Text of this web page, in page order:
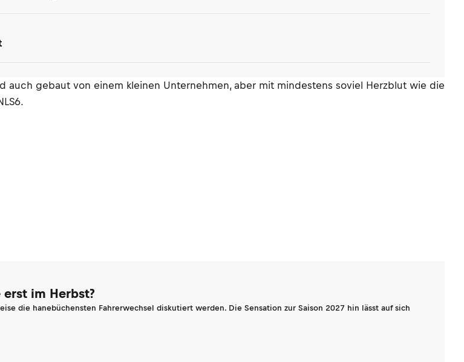
auch gebaut von einem kleinen Unternehmen, aber mit mindestens soviel Herzblut wie die
erst im Herbst?
die hanebüchensten Fahrerwechsel diskutiert werden. Die Sensation zur Saison 2027 hin lässt auf sich